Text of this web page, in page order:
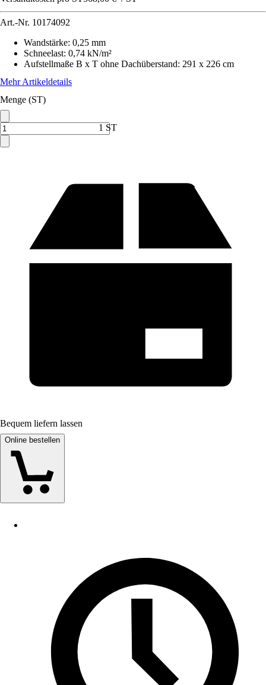
Art.-Nr. 10174092
Wandstärke: 0,25 mm
Schneelast: 0,74 kN/m²
Aufstellmaße B x T ohne Dachüberstand: 291 x 226 cm
Mehr Artikeldetails
Menge (ST)
1 ST
Bequem liefern lassen
Online bestellen